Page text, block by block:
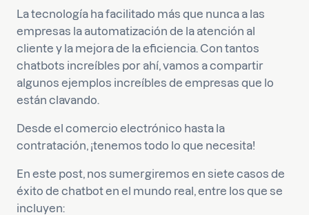
La tecnología ha facilitado más que nunca a las
empresas la automatización de la atención al
cliente y la mejora de la eficiencia. Con tantos
chatbots increíbles por ahí, vamos a compartir
algunos ejemplos increíbles de empresas que lo
están clavando.
Desde el comercio electrónico hasta la
contratación, ¡tenemos todo lo que necesita!
En este post, nos sumergiremos en siete casos de
éxito de chatbot en el mundo real, entre los que se
incluyen: